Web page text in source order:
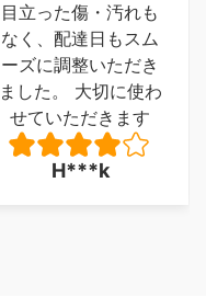
目立った傷・汚れも
なく、配達日もスム
ーズに調整いただき
ました。 大切に使わ
せていただきます
H***k